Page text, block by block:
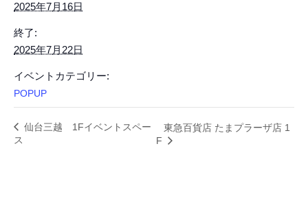
2025年7月16日
終了:
2025年7月22日
イベントカテゴリー:
POPUP
仙台三越 1Fイベントスペー
ス
東急百貨店 たまプラーザ店 1
F